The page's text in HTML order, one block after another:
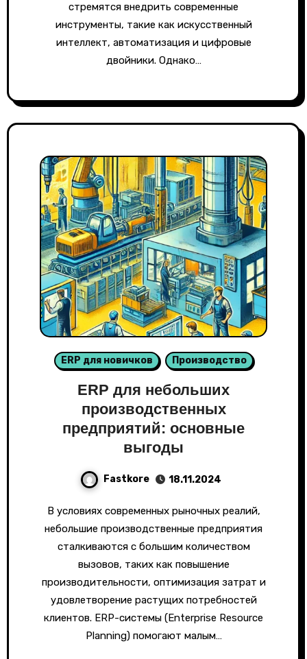
стремятся внедрить современные
инструменты, такие как искусственный
интеллект, автоматизация и цифровые
двойники. Однако…
ERP для новичков Производство
ERP для небольших
производственных
предприятий: основные
выгоды
Fastkore 18.11.2024
В условиях современных рыночных реалий,
небольшие производственные предприятия
сталкиваются с большим количеством
вызовов, таких как повышение
производительности, оптимизация затрат и
удовлетворение растущих потребностей
клиентов. ERP-системы (Enterprise Resource
Planning) помогают малым…